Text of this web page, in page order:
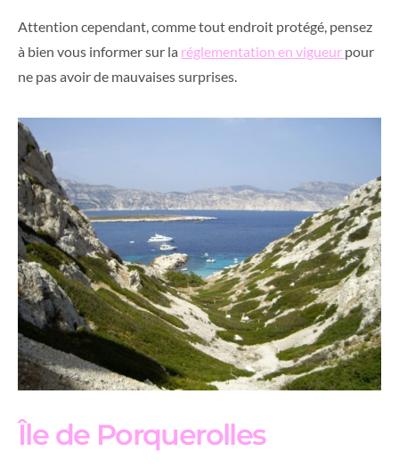
Attention cependant, comme tout endroit protégé, pensez
à bien vous informer sur la réglementation en vigueur pour
ne pas avoir de mauvaises surprises.
Île de Porquerolles